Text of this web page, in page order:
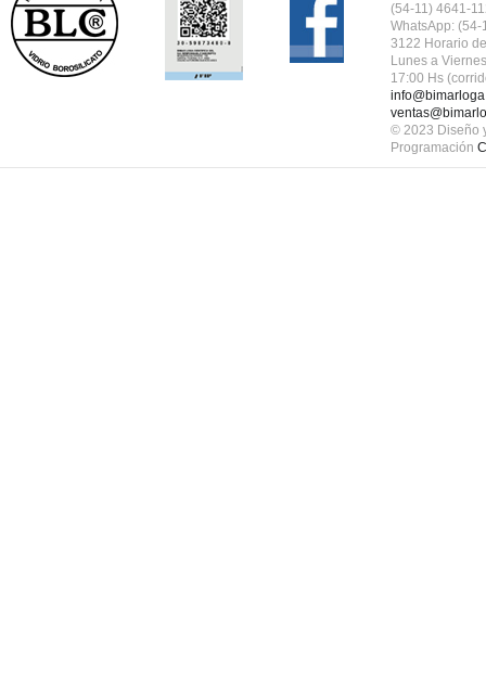
(54-11) 4641-
WhatsApp: (54-
3122 Horario
Lunes a
17:00 Hs
© 2023 Diseño
Programación